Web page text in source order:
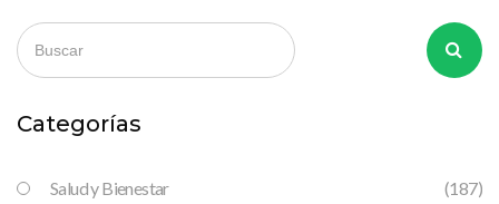
cómo puede ayudarte? Entonces, sigue leyendo! Adoro
descubrir y compartir nuevos avances en el campo de la salud
Categorías
Salud y Bienestar (187)